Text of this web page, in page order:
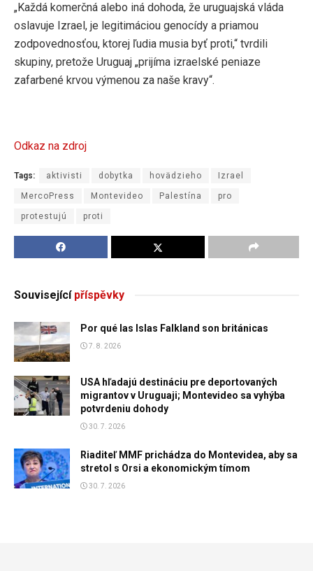
„Každá komerčná alebo iná dohoda, že uruguajská vláda
oslavuje Izrael, je legitimáciou genocídy a priamou
zodpovednosťou, ktorej ľudia musia byť proti,“ tvrdili
skupiny, pretože Uruguaj „prijíma izraelské peniaze
zafarbené krvou výmenou za naše kravy“.
Odkaz na zdroj
Tags: aktivisti dobytka hovädzieho Izrael
MercoPress Montevideo Palestína pro
protestujú proti
Souvisejícípříspěvky
Por qué las Islas Falkland son británicas
7. 8. 2026
USA hľadajú destináciu pre deportovaných
migrantov v Uruguaji; Montevideo sa vyhýba
potvrdeniu dohody
30. 7. 2026
Riaditeľ MMF prichádza do Montevidea, aby sa
stretol s Orsi a ekonomickým tímom
30. 7. 2026